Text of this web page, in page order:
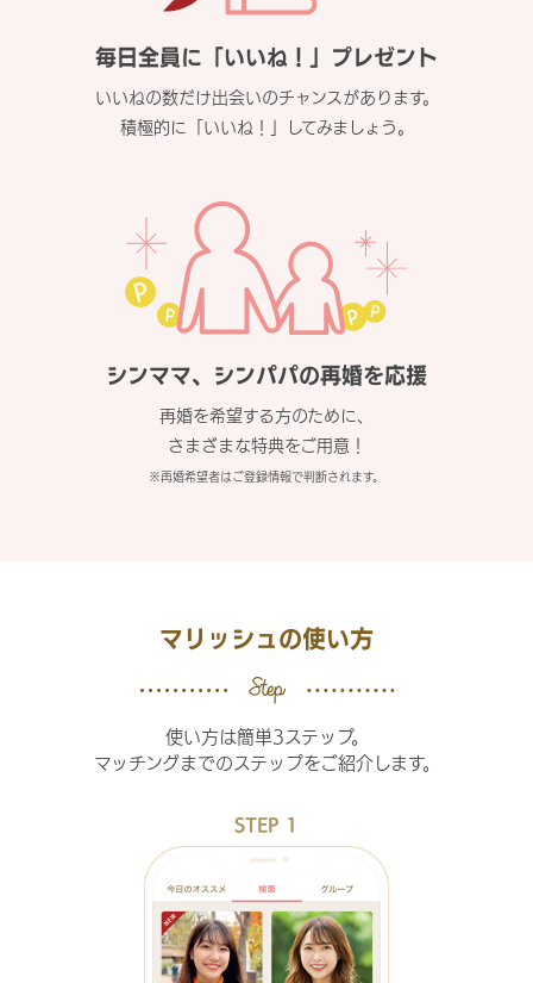
毎日全員に「いいね！」プレゼント
いいねの数だけ出会いのチャンスがあります。
積極的に「いいね！」してみましょう。
シンママ、シンパパの再婚を応援
再婚を希望する方のために、
さまざまな特典をご用意！
※再婚希望者はご登録情報で判断されます。
マリッシュの使い方
使い方は簡単3ステップ。
マッチングまでのステップをご紹介します。
STEP 1